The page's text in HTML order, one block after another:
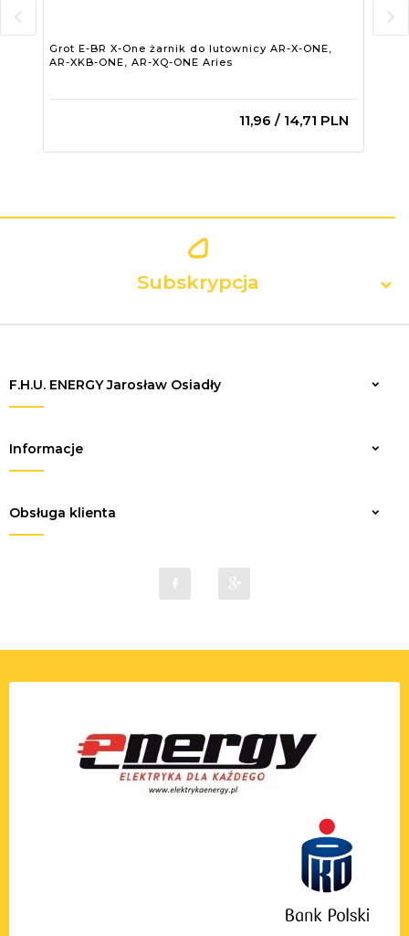
Grot E-BR X-One żarnik do lutownicy AR-X-ONE,
AR-XKB-ONE, AR-XQ-ONE Aries
11,96 / 14,71 PLN
Subskrypcja
Zapisz
F.H.U. ENERGY Jarosław Osiadły
sklep@elektrykaenergy.pl
Informacje
Obsługa klienta